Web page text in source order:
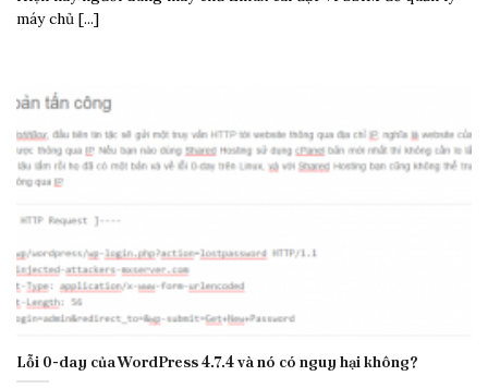
máy chủ [...]
Lỗi 0-day của WordPress 4.7.4 và nó có nguy hại không?